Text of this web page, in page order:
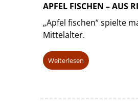
APFEL FISCHEN – AUS
„Apfel fischen“ spielte
Mittelalter.
Weiterlesen